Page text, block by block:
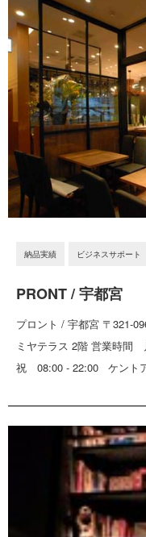
納品実績 ビジネスサポート
PRONT / 宇都宮
プロント / 宇都宮 〒321-
ミヤテラス 2階 営
祝 08:00 - 22:00 ケント